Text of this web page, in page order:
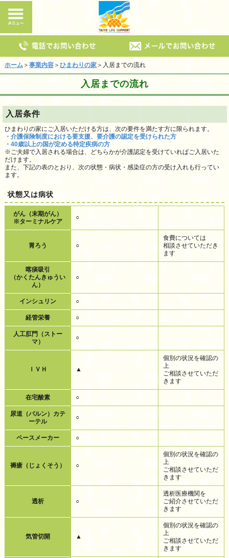
ホーム＞ 事業内容＞ ひまわりの家＞入居までの流れ
入居までの流れ
入居条件
ひまわりの家にご入居いただける方は、次の要件を満たす方に限られます。
・介護保険制度における要支援、要介護の認定を受けられた方
・40歳以上の国が定める特定疾病の方
※ご夫婦で入居される場合は、どちらかが介護認定を受けていればご入居いた
だけます。
また、下記の表のとおり、次の状態・病状・感染症の方の受け入れも行ってい
ます。
状態又は病状
がん（末期がん）
※ターミナルケア
○
胃ろう ○
食費については
相談させていただき
ます
喀痰吸引
（かくたんきゅうい
ん）
○
インシュリン ○
経管栄養 ○
人工肛門（ストー
マ）
○
ＩＶＨ ▲
個別の状況を確認の
上
ご相談させていただ
きます
在宅酸素 ○
尿道（バルン）カテ
ーテル
○
ペースメーカー ○
褥瘡（じょくそう） ○
個別の状況を確認の
上
ご相談させていただ
きます
透析 ○
透析医療機関を
ご紹介させていただ
きます
気管切開 ▲
個別の状況を確認の
上
ご相談させていただ
きます